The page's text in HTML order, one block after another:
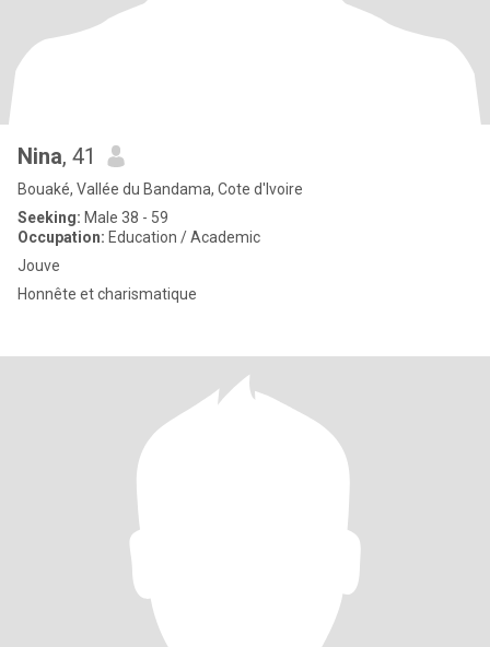
Nina, 41
Bouaké, Vallée du Bandama, Cote d'Ivoire
Seeking: Male 38 - 59
Occupation: Education / Academic
Jouve
Honnête et charismatique